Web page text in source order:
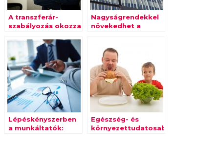
A transzferár-
szabályozás okozza
nehézséget a
nemzetközi
cégeknek
Nagyságrendekkel
növekedhet a
fizetési rendszer
bevezetésével
Lépéskényszerben
a munkáltatók:
Egészség- és
környezettudatosabbá